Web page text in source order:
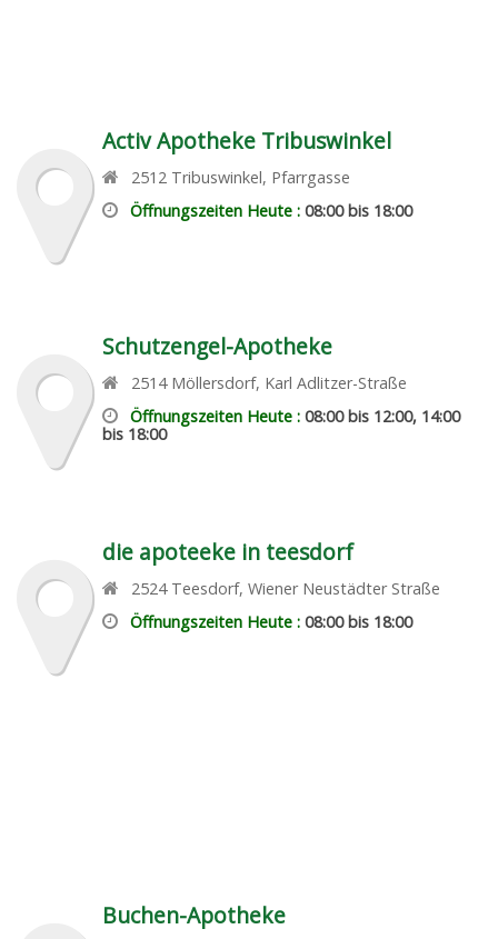
Activ Apotheke Tribuswinkel
2512 Tribuswinkel, Pfarrgasse
Öffnungszeiten Heute :08:00 bis 18:00
Schutzengel-Apotheke
2514 Möllersdorf, Karl Adlitzer-Straße
Öffnungszeiten Heute :08:00 bis 12:00, 14:00
bis 18:00
die apoteeke in teesdorf
2524 Teesdorf,Wiener Neustädter Straße
Öffnungszeiten Heute :08:00 bis 18:00
Buchen-Apotheke